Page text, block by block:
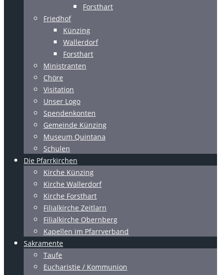
Forsthart
Friedhof
Künzing
Wallerdorf
Forsthart
Ministranten
Chöre
Visitation
Unser Logo
Spendenkonten
Gemeinde Künzing
Museum Quintana
Schulen
Die Pfarrkirchen
Kirche Künzing
Kirche Wallerdorf
Kirche Forsthart
Filialkirche Zeitlarn
Filialkirche Obernberg
Kapellen im Pfarrverband
Sakramente
Taufe
Eucharistie / Kommunion